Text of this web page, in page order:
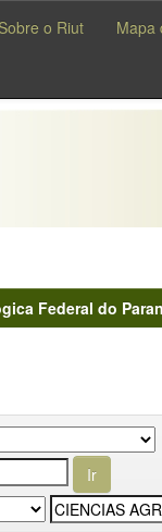
Sobre o Riut Mapa
Federal do